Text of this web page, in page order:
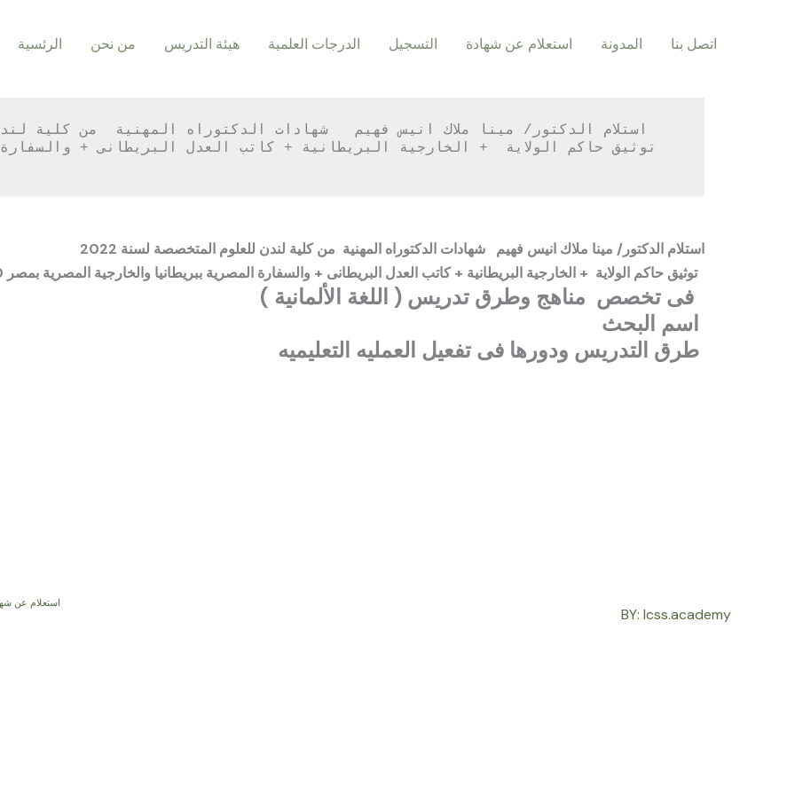
الرئسية من نحن هيئة التدريس الدرجات العلمية التسجيل استعلام عن شهادة المدونة اتصل بنا
استلام الدكتور/ مينا ملاك انيس فهيم شهادات الدكتوراه المهنية من كلية لندن للعلوم المتخصصة لسنة 2022
برقم APO- 3025680 توثيق حاكم الولاية + الخارجية البريطانية + كاتب العدل البريطانى + والسفارة المصرية ببريطانيا والخارجية المصرية بمصر
استعلام عن
BY: lcss.academy